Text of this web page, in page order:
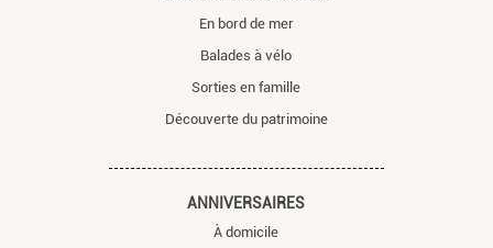
En bord de mer
Balades à vélo
Sorties en famille
Découverte du patrimoine
ANNIVERSAIRES
À domicile